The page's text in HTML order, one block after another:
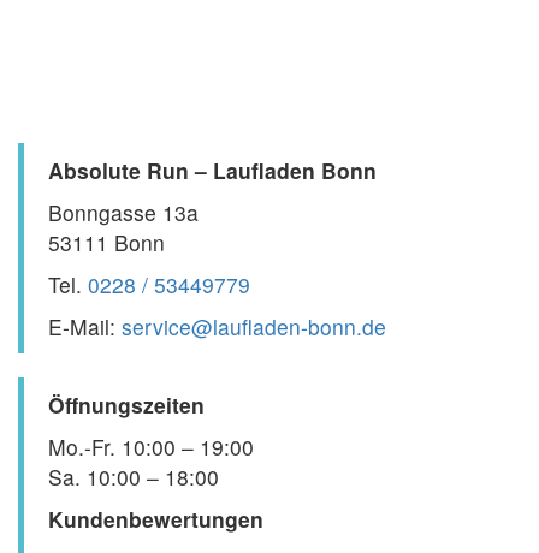
Absolute Run – Laufladen Bonn
Bonngasse 13a
53111 Bonn
Tel. 0228 / 53449779
E-Mail: service@laufladen-bonn.de
Öffnungszeiten
Mo.-Fr. 10:00 – 19:00
Sa. 10:00 – 18:00
Kundenbewertungen